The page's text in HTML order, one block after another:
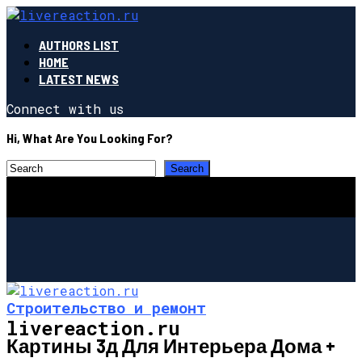
AUTHORS LIST
HOME
LATEST NEWS
Connect with us
Hi, What Are You Looking For?
livereaction.ru
Строительство и ремонт
Картины 3д Для Интерьера Дома +